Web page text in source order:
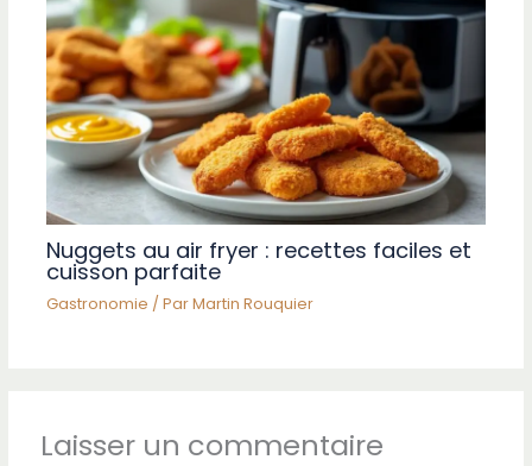
Nuggets au air fryer : recettes faciles et
cuisson parfaite
Gastronomie / ParMartin Rouquier
Laisser un commentaire